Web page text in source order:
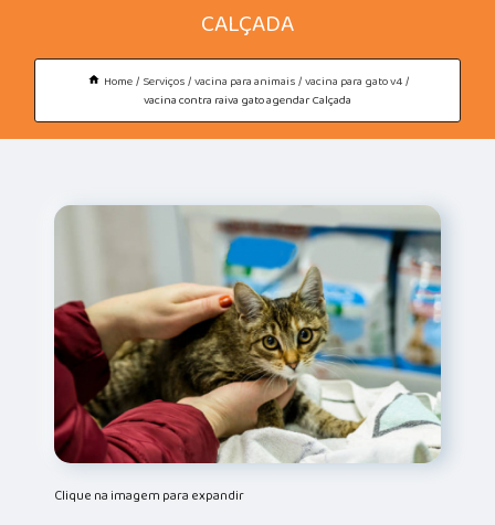
CALÇADA
Home Serviços vacina para animais vacina para gato v4
vacina contra raiva gato agendar Calçada
Clique na imagem para expandir